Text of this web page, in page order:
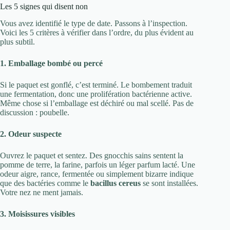
Les 5 signes qui disent non
Vous avez identifié le type de date. Passons à l’inspection.
Voici les 5 critères à vérifier dans l’ordre, du plus évident au
plus subtil.
1. Emballage bombé ou percé
Si le paquet est gonflé, c’est terminé. Le bombement traduit
une fermentation, donc une prolifération bactérienne active.
Même chose si l’emballage est déchiré ou mal scellé. Pas de
discussion : poubelle.
2. Odeur suspecte
Ouvrez le paquet et sentez. Des gnocchis sains sentent la
pomme de terre, la farine, parfois un léger parfum lacté. Une
odeur aigre, rance, fermentée ou simplement bizarre indique
que des bactéries comme le bacillus cereus se sont installées.
Votre nez ne ment jamais.
3. Moisissures visibles